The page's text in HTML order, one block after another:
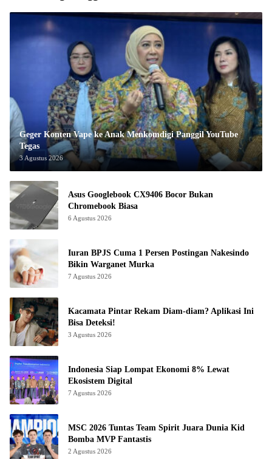
Geger Konten Vape ke Anak Menkomdigi Panggil YouTube
Tegas
3 Agustus 2026
Asus Googlebook CX9406 Bocor Bukan
Chromebook Biasa
6 Agustus 2026
Iuran BPJS Cuma 1 Persen Postingan Nakesindo
Bikin Warganet Murka
7 Agustus 2026
Kacamata Pintar Rekam Diam-diam? Aplikasi Ini
Bisa Deteksi!
3 Agustus 2026
Indonesia Siap Lompat Ekonomi 8% Lewat
Ekosistem Digital
7 Agustus 2026
MSC 2026 Tuntas Team Spirit Juara Dunia Kid
Bomba MVP Fantastis
2 Agustus 2026